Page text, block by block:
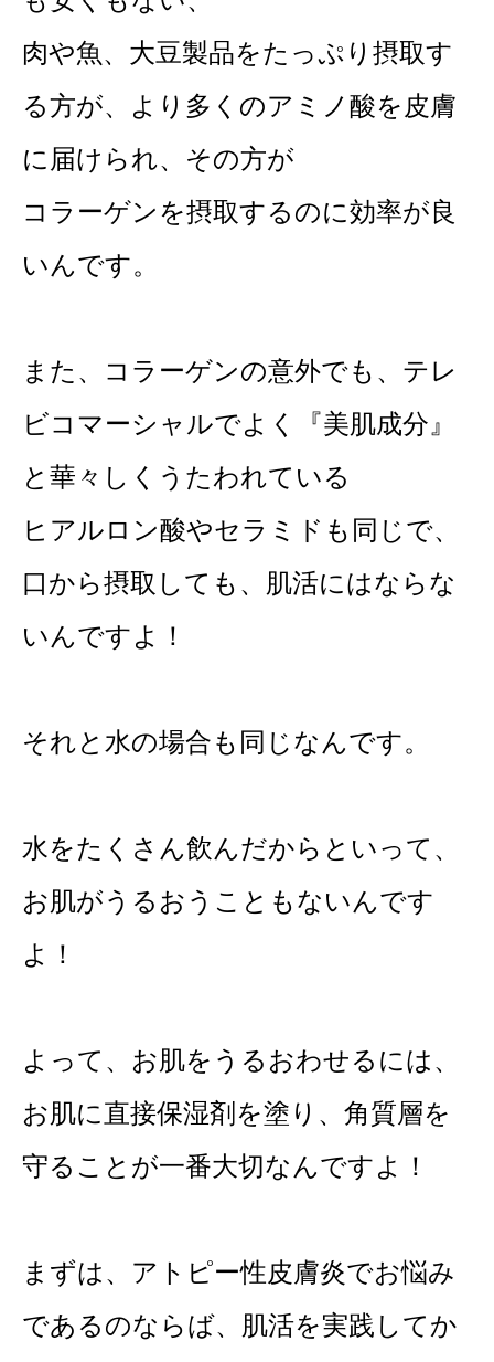
肉や魚、大豆製品をたっぷり摂取す
る方が、より多くのアミノ酸を皮膚
に届けられ、その方が
コラーゲンを摂取するのに効率が良
いんです。
また、コラーゲンの意外でも、テレ
ビコマーシャルでよく『美肌成分』
と華々しくうたわれている
ヒアルロン酸やセラミドも同じで、
口から摂取しても、肌活にはならな
いんですよ！
それと水の場合も同じなんです。
水をたくさん飲んだからといって、
お肌がうるおうこともないんです
よ！
よって、お肌をうるおわせるには、
お肌に直接保湿剤を塗り、角質層を
守ることが一番大切なんですよ！
まずは、アトピー性皮膚炎でお悩み
であるのならば、肌活を実践してか